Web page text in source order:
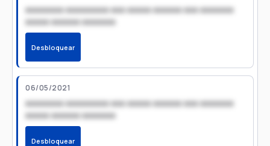
xxxxxxxx xxxxxxxxx xxx xxxxx xxxxxx xxx xxxxxxx
xxxxx xxxxxx xxxxxxx
Desbloquear
06/05/2021
xxxxxxxx xxxxxxxxx xxx xxxxx xxxxxx xxx xxxxxxx
xxxxx xxxxxx xxxxxxx
Desbloquear